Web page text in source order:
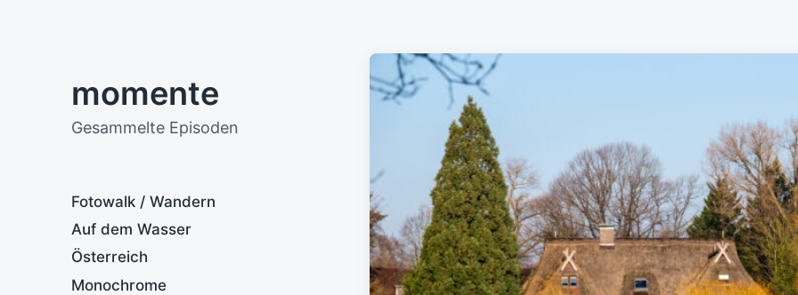
momente
Gesammelte Episoden
Fotowalk / Wandern
Auf dem Wasser
Österreich
Monochrome